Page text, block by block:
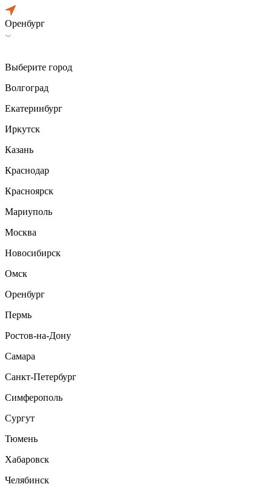
Оренбург
Выберите город
Волгоград
Екатеринбург
Иркутск
Казань
Краснодар
Красноярск
Мариуполь
Москва
Новосибирск
Омск
Оренбург
Пермь
Ростов-на-Дону
Самара
Санкт-Петербург
Симферополь
Сургут
Тюмень
Хабаровск
Челябинск